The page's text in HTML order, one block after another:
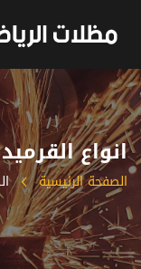
انواع
الصفحة الرئيسية